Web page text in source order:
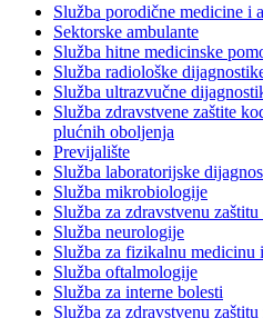
Služba porodične medicine i
Sektorske ambulante
Služba hitne medicinske
Služba radiološke
Služba ultrazvučne
Služba zdravstvene zaštite
plućnih oboljenja
Previjalište
Služba laboratorijske
Služba mikrobiologije
Služba za zdravstvenu
Služba neurologije
Služba za fizikalnu medicinu
Služba oftalmologije
Služba za interne bolesti
Služba za zdravstvenu zaštitu